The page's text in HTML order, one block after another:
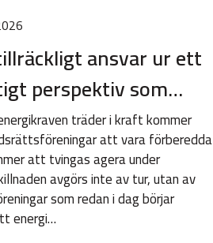
ansvar ur ett
perspektiv som…
träder i kraft kommer
att vara förberedda
att tvingas agera under
avgörs inte av tur, utan av
som redan i dag börjar
energi…